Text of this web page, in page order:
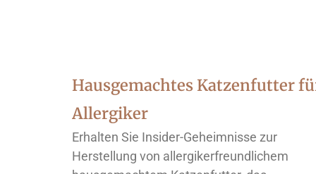
Hausgemachtes Katzenfutter
Allergiker
Erhalten Sie Insider-Geheimnisse zur
Herstellung von allergikerfreundlichem